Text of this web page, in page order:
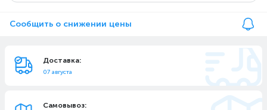
Сообщить о снижении цены
Доставка:
07 августа
Самовывоз: